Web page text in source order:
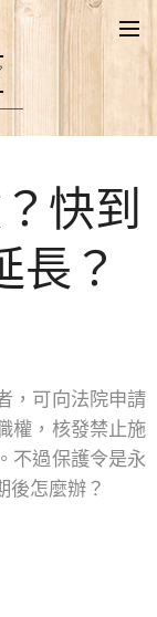
快到
長？
，可向法院申請
權，核發禁止施
不過保護令是永
後怎麼辦？